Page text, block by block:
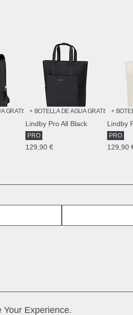
GRATIS + BOTELLA DE AGUA GRATIS
Lindby Pro All Black
PRO
129,90 €
+
Lindby
PRO
129,90
Your Experience.